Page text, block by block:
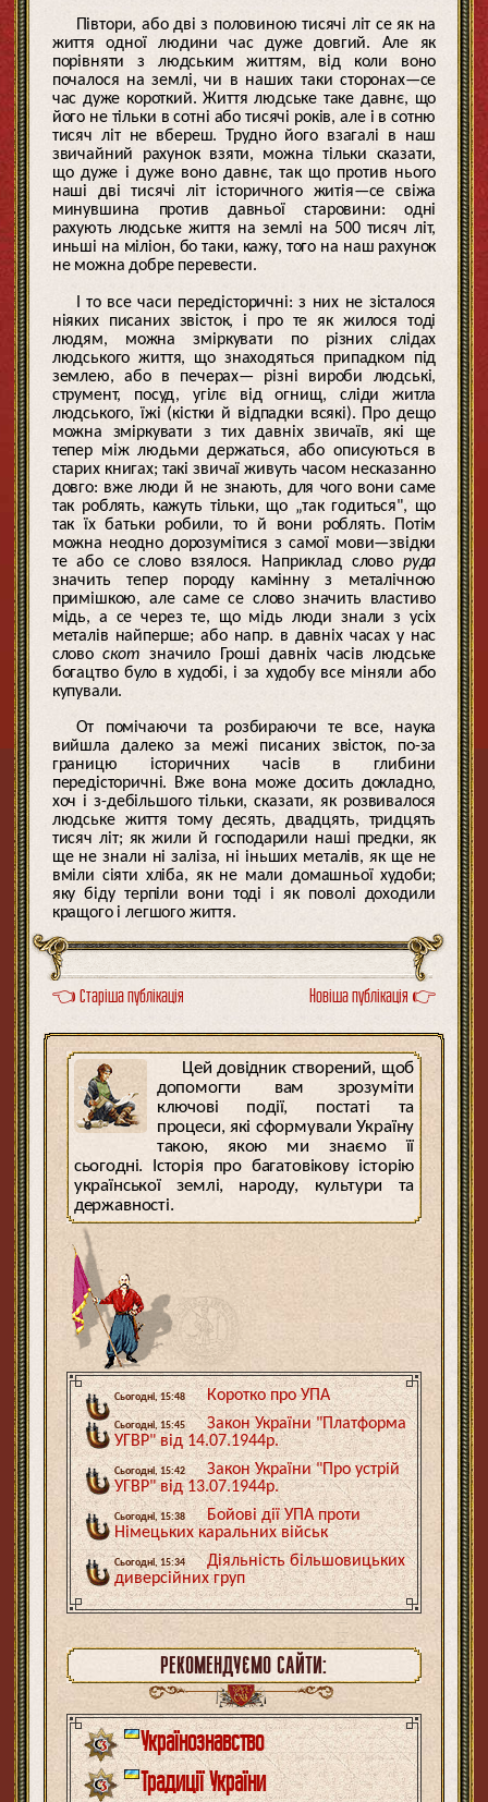
Півтори, або дві з половиною тисячі літ се як на
життя одної людини час дуже довгий. Але як
порівняти з людським життям, від коли воно
почалося на землі, чи в наших таки сторонах—се
час дуже короткий. Життя людське таке давнє, що
його не тільки в сотні або тисячі років, але і в сотню
тисяч літ не вбереш. Трудно його взагалі в наш
звичайний рахунок взяти, можна тільки сказати,
що дуже і дуже воно давнє, так що против нього
наші дві тисячі літ історичного житія—се свіжа
минувшина против давньої старовини: одні
рахують людське життя на землі на 500 тисяч літ,
иньші на міліон, бо таки, кажу, того на наш рахунок
не можна добре перевести.
І то все часи передісторичні: з них не зісталося
ніяких писаних звісток, і про те як жилося тоді
людям, можна зміркувати по різних слідах
людського життя, що знаходяться припадком під
землею, або в печерах— різні вироби людські,
струмент, посуд, угілє від огнищ, сліди житла
людського, їжі (кістки й відпадки всякі). Про дещо
можна зміркувати з тих давніх звичаїв, які ще
тепер між людьми держаться, або описуються в
старих книгах; такі звичаї живуть часом несказанно
довго: вже люди й не знають, для чого вони саме
так роблять, кажуть тільки, що „так годиться", що
так їх батьки робили, то й вони роблять. Потім
можна неодно дорозумітися з самої мови—звідки
те або се слово взялося. Наприклад слово руда
значить тепер породу камінну з металічною
примішкою, але саме се слово значить властиво
мідь, а се через те, що мідь люди знали з усіх
металів найперше; або напр. в давніх часах у нас
словоскотзначило Гроші давніх часів людське
богацтво було в худобі, і за худобу все міняли або
купували.
От помічаючи та розбираючи те все, наука
вийшла далеко за межі писаних звісток, по-за
границю історичних часів в глибини
передісторичні. Вже вона може досить докладно,
хоч і з-дебільшого тільки, сказати, як розвивалося
людське життя тому десять, двадцять, тридцять
тисяч літ; як жили й господарили наші предки, як
ще не знали ні заліза, ні іньших металів, як ще не
вміли сіяти хліба, як не мали домашньої худоби;
яку біду терпіли вони тоді і як поволі доходили
кращого і легшого життя.
👈 Старіша публікація Новіша публікація 👉
Цей довідник створений, щоб
допомогти вам зрозуміти
ключові події, постаті та
процеси, які сформували Україну
такою, якою ми знаємо її
сьогодні. Історія про багатовікову історію
української землі, народу, культури та
державності.
Сьогодні, 15:48 Коротко про УПА
Сьогодні, 15:45
Закон України "Платформа
УГВР" від 14.07.1944р.
Сьогодні, 15:42
Закон України "Про устрій
УГВР" від 13.07.1944р.
Сьогодні, 15:38
Бойові дії УПА проти
Німецьких каральних військ
Сьогодні, 15:34
Діяльність більшовицьких
диверсійних груп
РЕКОМЕНДУЄМО САЙТИ:
Українознавство
Традиції України